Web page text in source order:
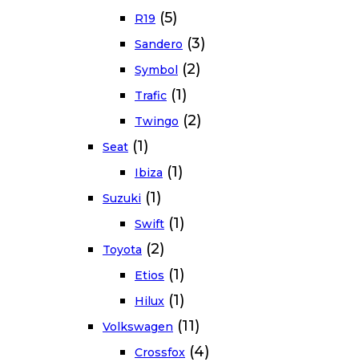
R19 (5)
Sandero (3)
Symbol (2)
Trafic (1)
Twingo (2)
Seat (1)
Ibiza (1)
Suzuki (1)
Swift (1)
Toyota (2)
Etios (1)
Hilux (1)
Volkswagen (11)
Crossfox (4)